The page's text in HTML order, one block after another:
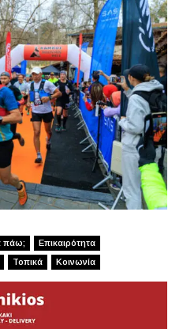
πάω;
Επικαιρότητα
Τοπικά Κοινωνία